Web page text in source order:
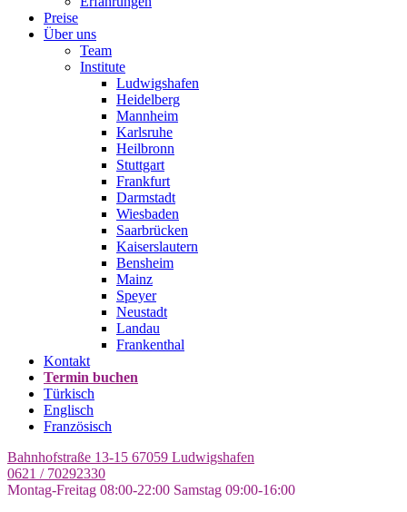
Preise
Über uns
Team
Institute
Ludwigshafen
Heidelberg
Mannheim
Karlsruhe
Heilbronn
Stuttgart
Frankfurt
Darmstadt
Wiesbaden
Saarbrücken
Kaiserslautern
Bensheim
Mainz
Speyer
Neustadt
Landau
Frankenthal
Kontakt
Termin buchen
Türkisch
Englisch
Französisch
Bahnhofstraße 13-15 67059 Ludwigshafen
0621 / 70292330
Montag-Freitag 08:00-22:00 Samstag 09:00-16:00